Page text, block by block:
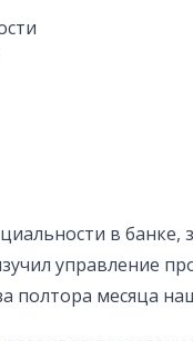
в
управление
полтора месяца